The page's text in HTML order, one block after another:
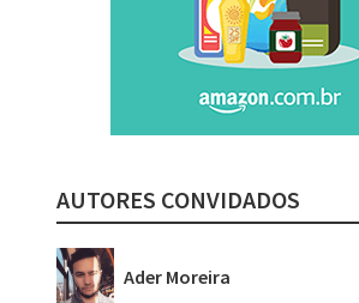
AUTORES CONVIDADOS
Ader Moreira